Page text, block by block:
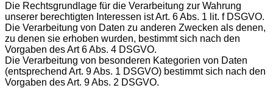
Die Rechtsgrundlage für die Verarbeitung zur Wahrung
unserer berechtigten Interessen ist Art. 6 Abs. 1 lit. f DSGVO.
Die Verarbeitung von Daten zu anderen Zwecken als denen,
zu denen sie erhoben wurden, bestimmt sich nach den
Vorgaben des Art 6 Abs. 4 DSGVO.
Die Verarbeitung von besonderen Kategorien von Daten
(entsprechend Art. 9 Abs. 1 DSGVO) bestimmt sich nach den
Vorgaben des Art. 9 Abs. 2 DSGVO.